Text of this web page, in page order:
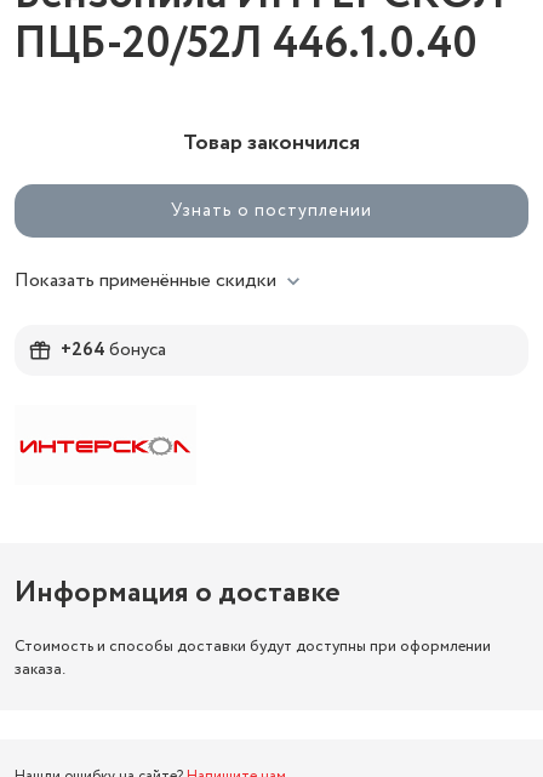
ПЦБ-20/52Л 446.1.0.40
Товар закончился
Узнать о поступлении
Показать применённые скидки
+264бонуса
Информация о доставке
Стоимость и способы доставки будут доступны при оформлении
заказа.